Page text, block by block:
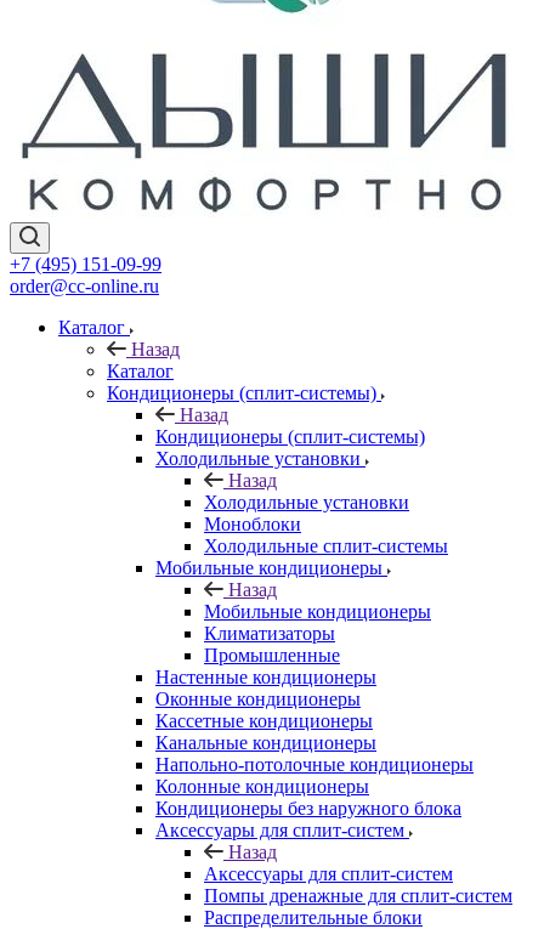
+7 (495) 151-09-99
order@cc-online.ru
Каталог
Назад
Каталог
Кондиционеры (сплит-системы)
Назад
Кондиционеры (сплит-системы)
Холодильные установки
Назад
Холодильные установки
Моноблоки
Холодильные сплит-системы
Мобильные кондиционеры
Назад
Мобильные кондиционеры
Климатизаторы
Промышленные
Настенные кондиционеры
Оконные кондиционеры
Кассетные кондиционеры
Канальные кондиционеры
Напольно-потолочные кондиционеры
Колонные кондиционеры
Кондиционеры без наружного блока
Аксессуары для сплит-систем
Назад
Аксессуары для сплит-систем
Помпы дренажные для сплит-систем
Распределительные блоки